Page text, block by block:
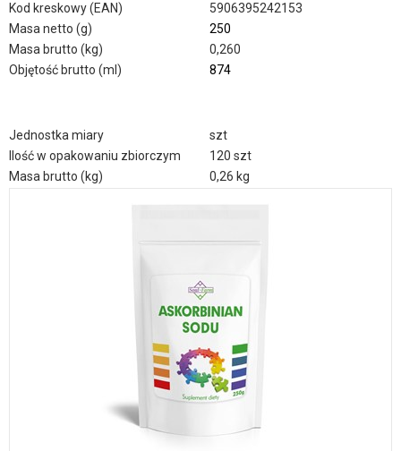
Kod kreskowy (EAN)
5906395242153
Masa netto (g)
250
Masa brutto (kg)
0,260
Objętość brutto (ml)
874
Jednostka miary
szt
Ilość w opakowaniu zbiorczym
120 szt
Masa brutto (kg)
0,26 kg